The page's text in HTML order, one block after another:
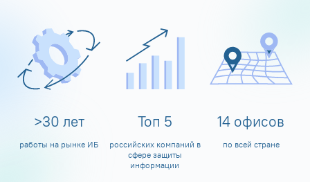
>30 лет
работы на рынке ИБ
Топ 5
российских компаний в
сфере защиты
информации
14 офисов
по всей стране